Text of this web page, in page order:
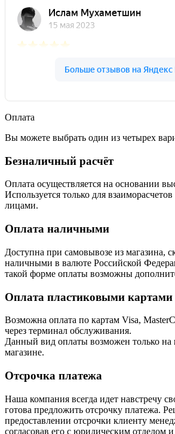
Оплата
Вы можете выбрать один из четырех
Безналичный расчёт
Оплата осуществляется на основании
Используется только для
лицами.
Оплата наличными
Доступна при самовывозе из магазина,
наличными в валюте Российской
такой форме оплаты возможны
Оплата пластиковыми картами
Возможна оплата по картам Visa,
через терминал обслуживания.
Данный вид оплаты возможен только на
магазине.
Отсрочка платежа
Наша компания всегда идет навстречу
готова предложить отсрочку платежа.
предоставлении отсрочки клиенту
согласовав его с юридическим отделом